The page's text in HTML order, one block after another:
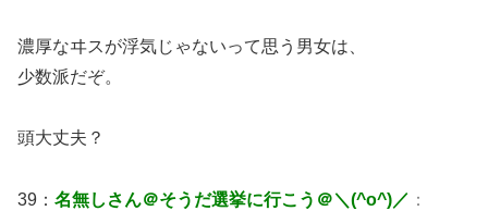
濃厚なヰスが浮気じゃないって思う男女は、
少数派だぞ。
頭大丈夫？
39： 名無しさん＠そうだ選挙に行こう＠＼(^o^)／ ：